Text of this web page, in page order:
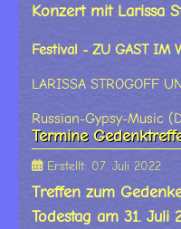
Konzert mit Larissa
Festival - ZU GAST IM
LARISSA STROGOFF
Russian-Gypsy-Music
Termine
Erstellt: 07. Juli 2022
Treffen zum
Todestag am 31. Juli